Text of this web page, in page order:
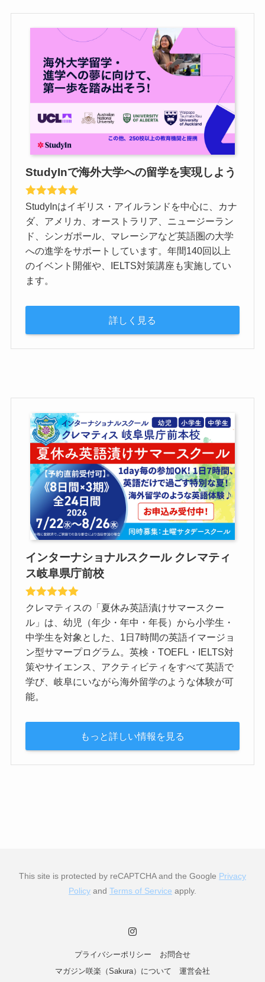
StudyInで海外大学への留学を実現しよう
StudyInはイギリス・アイルランドを中心に、カナ
ダ、アメリカ、オーストラリア、ニュージーラン
ド、シンガポール、マレーシアなど英語圏の大学
への進学をサポートしています。年間140回以上
のイベント開催や、IELTS対策講座も実施してい
ます。
詳しく見る
インターナショナルスクール クレマティ
ス岐阜県庁前校
クレマティスの「夏休み英語漬けサマースクー
ル」は、幼児（年少・年中・年長）から小学生・
中学生を対象とした、1日7時間の英語イマージョ
ン型サマープログラム。英検・TOEFL・IELTS対
策やサイエンス、アクティビティをすべて英語で
学び、岐阜にいながら海外留学のような体験が可
能。
もっと詳しい情報を見る
This site is protected by reCAPTCHA and the Google Privacy
Policy and Terms of Service apply.
プライバシーポリシー
お問合せ
マガジン咲楽（Sakura）について
運営会社